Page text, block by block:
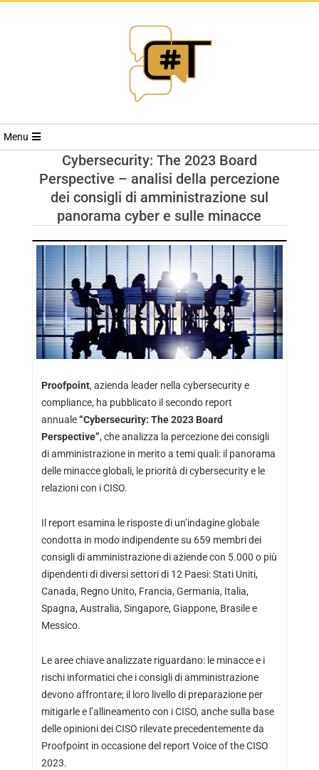
RIVISTA
TRENDS
Menu
Cybersecurity: The 2023 Board
Perspective – analisi della percezione
dei consigli di amministrazione sul
panorama cyber e sulle minacce
Proofpoint, azienda leader nella cybersecurity e
compliance, ha pubblicato il secondo report
annuale“Cybersecurity: The 2023 Board
Perspective”, che analizza la percezione dei consigli
di amministrazione in merito a temi quali: il panorama
delle minacce globali, le priorità di cybersecurity e le
relazioni con i CISO.
Il report esamina le risposte di un’indagine globale
condotta in modo indipendente su 659 membri dei
consigli di amministrazione di aziende con 5.000 o più
dipendenti di diversi settori di 12 Paesi: Stati Uniti,
Canada, Regno Unito, Francia, Germania, Italia,
Spagna, Australia, Singapore, Giappone, Brasile e
Messico.
Le aree chiave analizzate riguardano: le minacce e i
rischi informatici che i consigli di amministrazione
devono affrontare; il loro livello di preparazione per
mitigarle e l’allineamento con i CISO, anche sulla base
delle opinioni dei CISO rilevate precedentemente da
Proofpoint in occasione del report Voice of the CISO
2023.